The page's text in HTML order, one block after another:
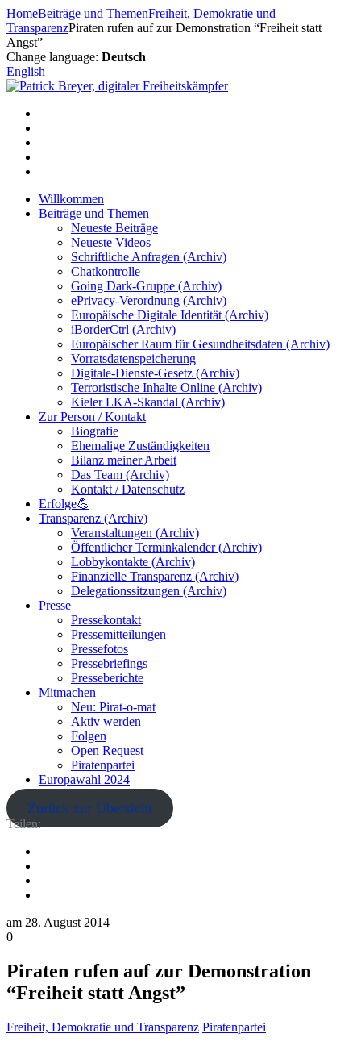
Zum
Inhalt
springen
HomeBeiträge und ThemenFreiheit, Demokratie und
TransparenzPiraten rufen auf zur Demonstration “Freiheit statt
Angst”
Change language: Deutsch
English
Willkommen
Beiträge und Themen
Neueste Beiträge
Neueste Videos
Schriftliche Anfragen (Archiv)
Chatkontrolle
Going Dark-Gruppe (Archiv)
ePrivacy-Verordnung (Archiv)
Europäische Digitale Identität (Archiv)
iBorderCtrl (Archiv)
Europäischer Raum für Gesundheitsdaten (Archiv)
Vorratsdatenspeicherung
Digitale-Dienste-Gesetz (Archiv)
Terroristische Inhalte Online (Archiv)
Kieler LKA-Skandal (Archiv)
Zur Person / Kontakt
Biografie
Ehemalige Zuständigkeiten
Bilanz meiner Arbeit
Das Team (Archiv)
Kontakt / Datenschutz
Erfolge💪
Transparenz (Archiv)
Veranstaltungen (Archiv)
Öffentlicher Terminkalender (Archiv)
Lobbykontakte (Archiv)
Finanzielle Transparenz (Archiv)
Delegationssitzungen (Archiv)
Presse
Pressekontakt
Pressemitteilungen
Pressefotos
Pressebriefings
Presseberichte
Mitmachen
Neu: Pirat-o-mat
Aktiv werden
Folgen
Open Request
Piratenpartei
Europawahl 2024
Zurück zur Übersicht
Teilen:
am 28. August 2014
0
Piraten rufen auf zur Demonstration
“Freiheit statt Angst”
Freiheit, Demokratie und Transparenz Piratenpartei